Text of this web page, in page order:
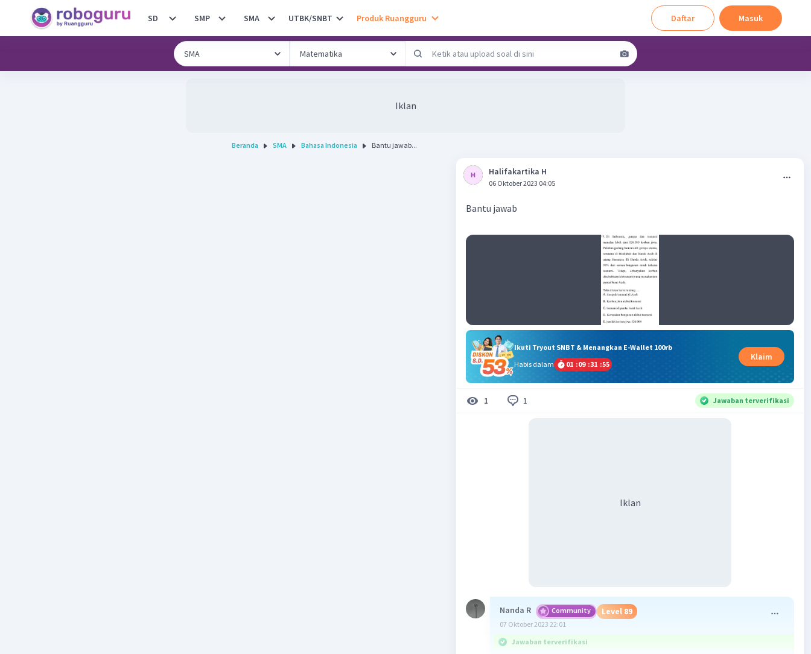
SD SMP SMA UTBK/SNBT Produk Ruangguru Daftar Masuk
Iklan
Beranda SMA Bahasa Indonesia Bantu jawab...
Halifakartika H
06 Oktober 2023 04:05
Bantu jawab
Ikuti Tryout SNBT & Menangkan E-Wallet 100rb
Habis dalam
01 :09 :31 :54
Klaim
1 1 Jawaban terverifikasi
Iklan
Nanda R Community Level 89
07 Oktober 2023 22:01
Jawaban terverifikasi